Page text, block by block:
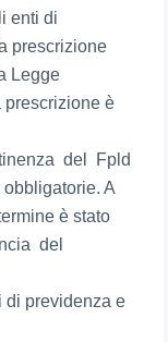
enti di
prescrizione
Legge
prescrizione è
del Fpld
A
è stato
del
di previdenza e